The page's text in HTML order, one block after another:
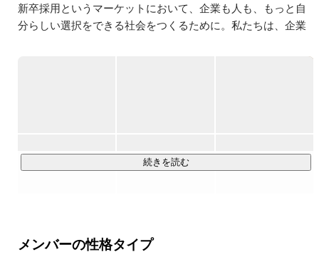
新卒から現在まで一貫して新卒支援に携わり、 新卒紹介
業界の中では担当クライアント数、入社支援数は国内トッ
新卒採用というマーケットにおいて、企業も人も、もっと自
分らしい選択をできる社会をつくるために。私たちは、企業
これが、私たちのビジネスです。新卒採用の世界は、もっと
￣￣￣￣￣￣￣￣￣￣
続きを読む
メンバーの性格タイプ